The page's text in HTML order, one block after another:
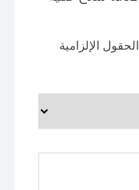
الحقول الإلزامية